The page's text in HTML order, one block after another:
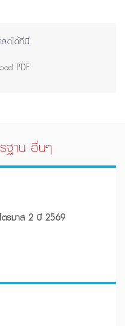
ลดได้ที่นี่
PDF
ฐาน อื่นๆ
ตรมาส 2 ปี 2569